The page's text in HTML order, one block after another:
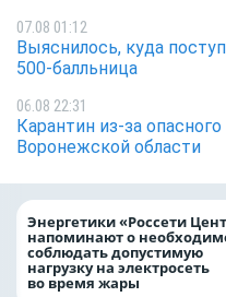
07.08 01:12
Выяснилось, куда
500-балльница
06.08 22:31
Карантин из-за
Воронежской области
Энергетики «Россети
напоминают о
соблюдать допустимую
нагрузку на электросеть
во время жары